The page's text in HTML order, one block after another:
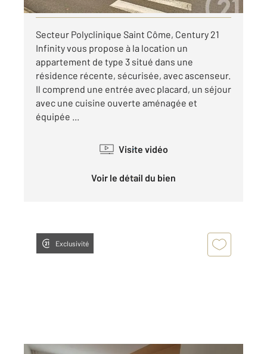
Secteur Polyclinique Saint Côme, Century 21
Infinity vous propose à la location un
appartement de type 3 situé dans une
résidence récente, sécurisée, avec ascenseur.
Il comprend une entrée avec placard, un séjour
avec une cuisine ouverte aménagée et
équipée ...
Visite vidéo
Voir le détail du bien
Exclusivité